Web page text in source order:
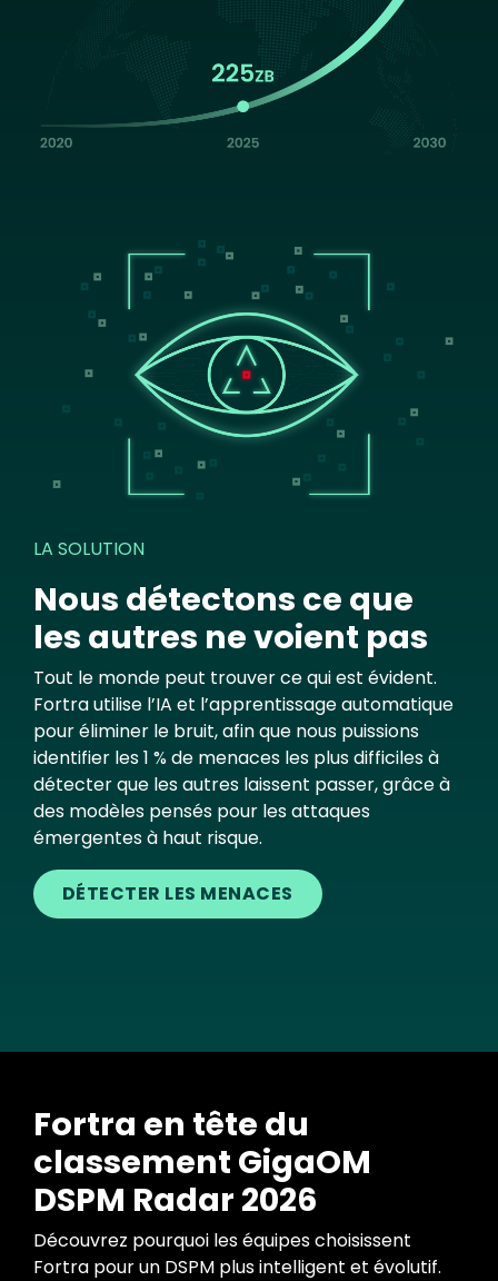
LA SOLUTION
Nous détectons ce que
les autres ne voient pas
Tout le monde peut trouver ce qui est évident.
Fortra utilise l’IA et l’apprentissage automatique
pour éliminer le bruit, afin que nous puissions
identifier les 1 % de menaces les plus difficiles à
détecter que les autres laissent passer, grâce à
des modèles pensés pour les attaques
émergentes à haut risque.
DÉTECTER LES MENACES
Fortra en tête du
classement GigaOM
DSPM Radar 2026
Découvrez pourquoi les équipes choisissent
Fortra pour un DSPM plus intelligent et évolutif.